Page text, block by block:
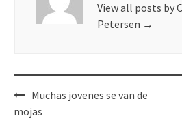
View all posts by
Petersen →
Post
navigation
Muchas jovenes se van de
mojas